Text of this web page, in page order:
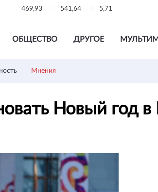
469,93 541,64 5,71
ОБЩЕСТВО ДРУГОЕ
Мнения
Новый год в